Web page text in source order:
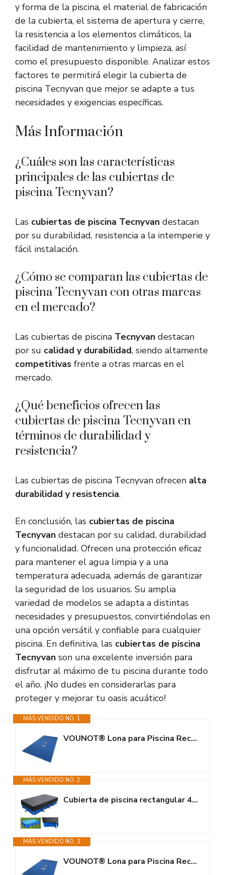
y forma de la piscina, el material de fabricación
de la cubierta, el sistema de apertura y cierre,
la resistencia a los elementos climáticos, la
facilidad de mantenimiento y limpieza, así
como el presupuesto disponible. Analizar estos
factores te permitirá elegir la cubierta de
piscina Tecnyvan que mejor se adapte a tus
necesidades y exigencias específicas.
Más Información
¿Cuáles son las características
principales de las cubiertas de
piscina Tecnyvan?
Las cubiertas de piscina Tecnyvan destacan
por su durabilidad, resistencia a la intemperie y
fácil instalación.
¿Cómo se comparan las cubiertas de
piscina Tecnyvan con otras marcas
en el mercado?
Las cubiertas de piscina Tecnyvan destacan
por su calidad y durabilidad, siendo altamente
competitivas frente a otras marcas en el
mercado.
¿Qué beneficios ofrecen las
cubiertas de piscina Tecnyvan en
términos de durabilidad y
resistencia?
Las cubiertas de piscina Tecnyvan ofrecen alta
durabilidad y resistencia.
En conclusión, las cubiertas de piscina
Tecnyvan destacan por su calidad, durabilidad
y funcionalidad. Ofrecen una protección eficaz
para mantener el agua limpia y a una
temperatura adecuada, además de garantizar
la seguridad de los usuarios. Su amplia
variedad de modelos se adapta a distintas
necesidades y presupuestos, convirtiéndolas en
una opción versátil y confiable para cualquier
piscina. En definitiva, las cubiertas de piscina
Tecnyvan son una excelente inversión para
disfrutar al máximo de tu piscina durante todo
el año. ¡No dudes en considerarlas para
proteger y mejorar tu oasis acuático!
MÁS VENDIDO NO. 1
VOUNOT® Lona para Piscina Rectangular 8 x 4 m, Cubierta Protectora PE de...
MÁS VENDIDO NO. 2
Cubierta de piscina rectangular 450 x 220 cm, cubierta de piscina...
MÁS VENDIDO NO. 3
VOUNOT® Lona para Piscina Rectangular 7 x 4 m, Cubierta Protectora PE de...